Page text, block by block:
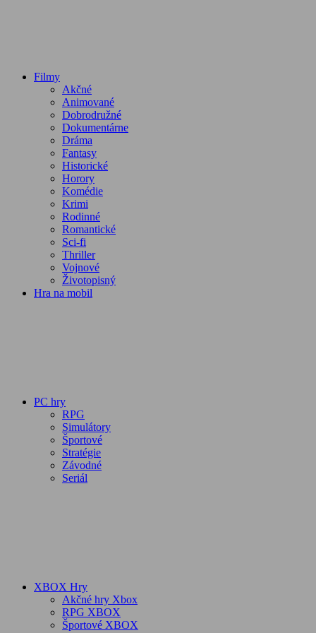
Filmy
Akčné
Animované
Dobrodružné
Dokumentárne
Dráma
Fantasy
Historické
Horory
Komédie
Krimi
Rodinné
Romantické
Sci-fi
Thriller
Vojnové
Životopisný
Hra na mobil
PC hry
RPG
Simulátory
Športové
Stratégie
Závodné
Seriál
XBOX Hry
Akčné hry Xbox
RPG XBOX
Športové XBOX